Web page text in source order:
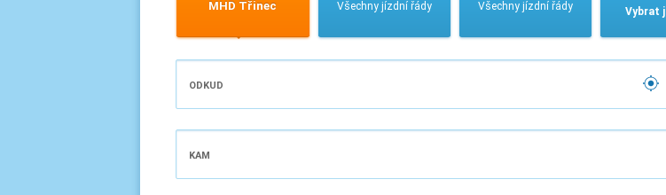
MHD Třinec Všechny jízdní řády Všechny jízdní řády Vybrat
ODKUD
KAM